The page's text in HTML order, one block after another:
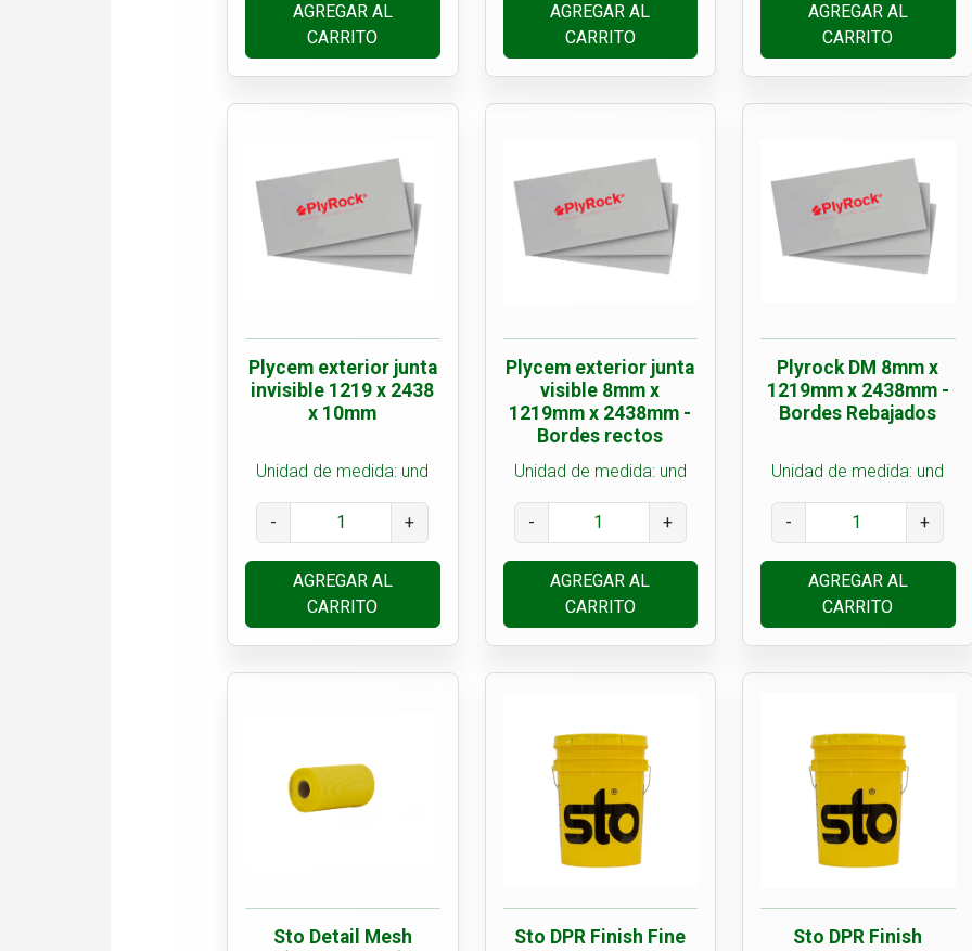
AGREGAR AL
CARRITO
AGREGAR AL
CARRITO
AGREGAR AL
CARRITO
Plycem exterior junta
invisible 1219 x 2438
x 10mm
Unidad de medida: und
- +
AGREGAR AL
CARRITO
Plycem exterior junta
visible 8mm x
1219mm x 2438mm -
Bordes rectos
Unidad de medida: und
- +
AGREGAR AL
CARRITO
Plyrock DM 8mm x
1219mm x 2438mm -
Bordes Rebajados
Unidad de medida: und
- +
AGREGAR AL
CARRITO
Sto Detail Mesh
Sto DPR Finish Fine
Sto DPR Finish